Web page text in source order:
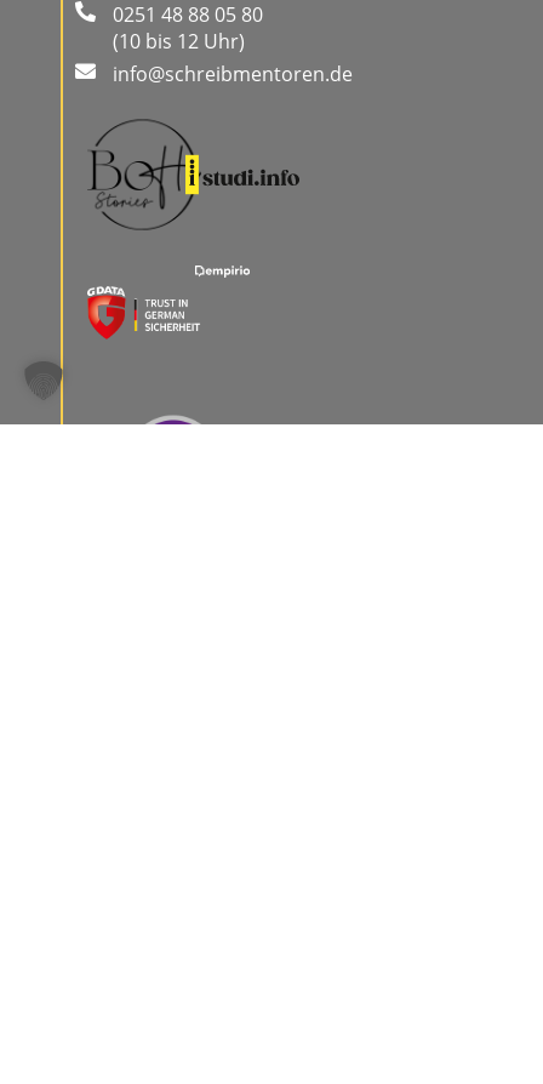
0251 48 88 05 80
(10 bis 12 Uhr)
info@schreibmentoren.de